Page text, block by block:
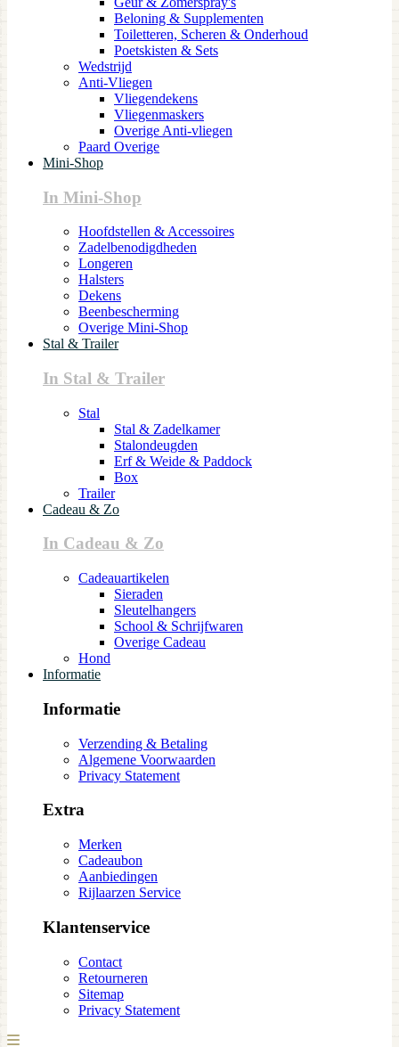
Beloning & Supplementen
Toiletteren, Scheren & Onderhoud
Poetskisten & Sets
Wedstrijd
Anti-Vliegen
Vliegendekens
Vliegenmaskers
Overige Anti-vliegen
Paard Overige
Mini-Shop
In Mini-Shop
Hoofdstellen & Accessoires
Zadelbenodigdheden
Longeren
Halsters
Dekens
Beenbescherming
Overige Mini-Shop
Stal & Trailer
In Stal & Trailer
Stal
Stal & Zadelkamer
Stalondeugden
Erf & Weide & Paddock
Box
Trailer
Cadeau & Zo
In Cadeau & Zo
Cadeauartikelen
Sieraden
Sleutelhangers
School & Schrijfwaren
Overige Cadeau
Hond
Informatie
Informatie
Verzending & Betaling
Algemene Voorwaarden
Privacy Statement
Extra
Merken
Cadeaubon
Aanbiedingen
Rijlaarzen Service
Klantenservice
Contact
Retourneren
Sitemap
Privacy Statement